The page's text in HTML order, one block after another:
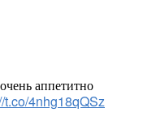
аппетитно
t.co/4nhg18qQSz